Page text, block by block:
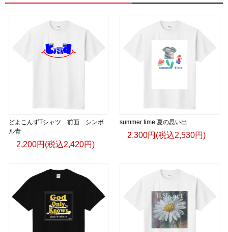
どよこんずTシャツ 前面 シンボ
ル青
2,200円(税込2,420円)
summer time 夏の思い出
2,300円(税込2,530円)